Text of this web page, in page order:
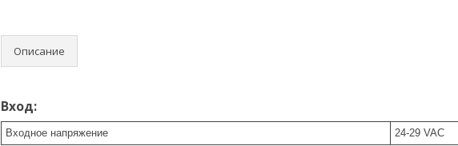
Описание
Вход:
Входное напряжение 24-29 VAC